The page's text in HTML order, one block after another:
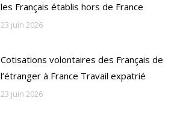
les Français établis hors de France
23 juin 2026
Cotisations volontaires des Français de
l’étranger à France Travail expatrié
23 juin 2026